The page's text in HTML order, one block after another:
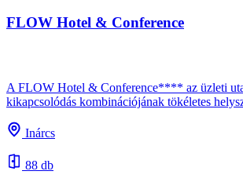
FLOW Hotel & Conference
A FLOW Hotel & Conference**** az üzleti
kikapcsolódás kombinációjának tökéletes
Inárcs
88 db